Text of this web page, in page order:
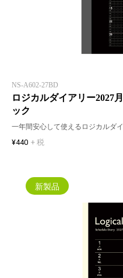
NS-A602-27BD
ロジカルダイアリー2027
ック
一年間安心して使えるロジカルダ
¥440 + 税
新製品